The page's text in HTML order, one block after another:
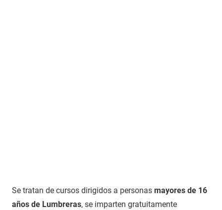
Se tratan de cursos dirigidos a personas mayores de 16
años de Lumbreras, se imparten gratuitamente